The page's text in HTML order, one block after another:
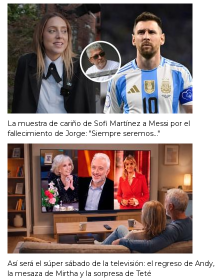
La muestra de cariño de Sofi Martínez a Messi por el
fallecimiento de Jorge: "Siempre seremos..."
Así será el súper sábado de la televisión: el regreso de Andy,
la mesaza de Mirtha y la sorpresa de Teté